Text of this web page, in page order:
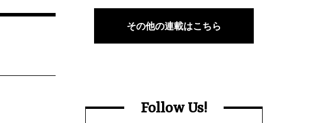
その他の連載はこちら
Follow Us!